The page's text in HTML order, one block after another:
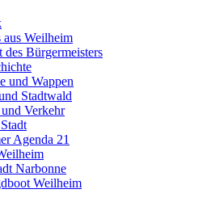
aus Weilheim
Bürgermeisters
und Wappen
Stadtwald
Verkehr
Agenda 21
Narbonne
Weilheim